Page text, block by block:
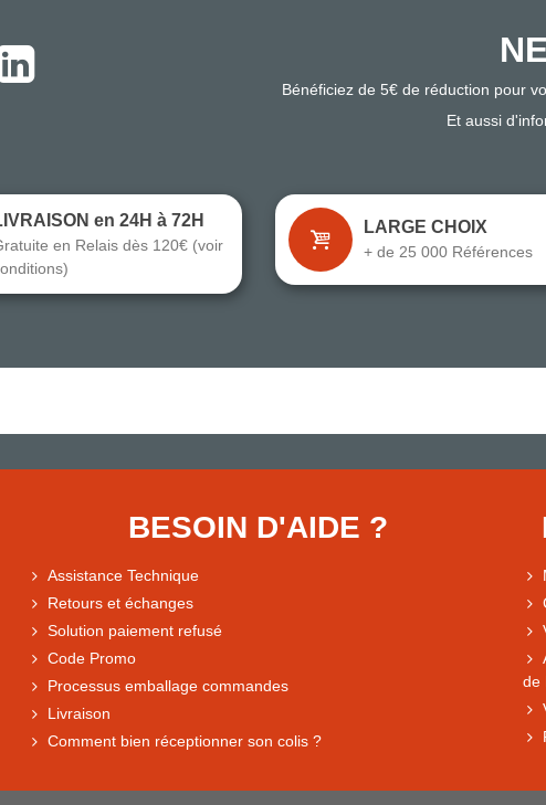
Bénéficiez de 5€ de réduction pour
Et aussi
en 24H à 72H
en Relais dès 120€ (voir
LARGE CHOIX
+ de 25 000 Références
BESOIN D'AIDE ?
Assistance Technique
Retours et échanges
Solution paiement refusé
Code Promo
Processus emballage commandes
Livraison
Comment bien réceptionner son colis ?
de